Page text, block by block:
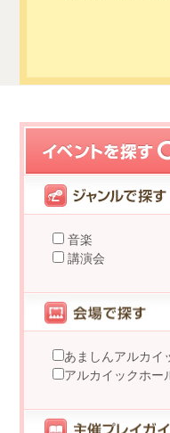
音楽
講演会
あましんアルカイ
アルカイックホー